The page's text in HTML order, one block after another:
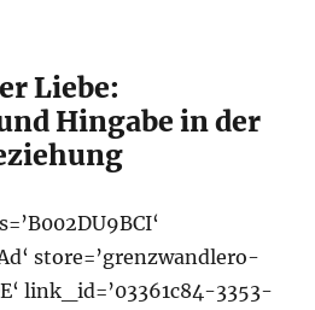
Liebe:
Hingabe in der
store=’grenzwandlero-
link_id=’03361c84-3353-